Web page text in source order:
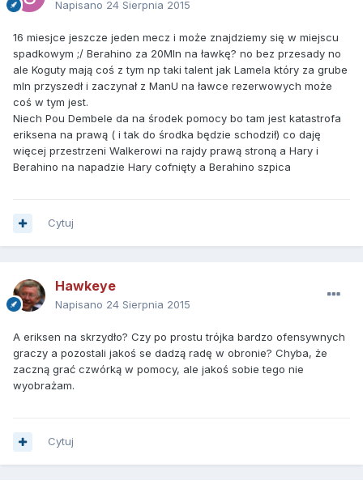
Napisano 24 Sierpnia 2015
16 miesjce jeszcze jeden mecz i może znajdziemy się w miejscu
spadkowym ;/ Berahino za 20Mln na ławkę? no bez przesady no
ale Koguty mają coś z tym np taki talent jak Lamela który za grube
mln przyszedł i zaczynał z ManU na ławce rezerwowych może
coś w tym jest.
Niech Pou Dembele da na środek pomocy bo tam jest katastrofa
eriksena na prawą ( i tak do środka będzie schodził) co daję
więcej przestrzeni Walkerowi na rajdy prawą stroną a Hary i
Berahino na napadzie Hary cofnięty a Berahino szpica
Cytuj
Hawkeye
Napisano 24 Sierpnia 2015
A eriksen na skrzydło? Czy po prostu trójka bardzo ofensywnych
graczy a pozostali jakoś se dadzą radę w obronie? Chyba, że
zaczną grać czwórką w pomocy, ale jakoś sobie tego nie
wyobrażam.
Cytuj